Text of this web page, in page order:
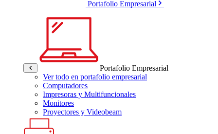
Portafolio Empresarial
Portafolio Empresarial
Ver todo en portafolio empresarial
Computadores
Impresoras y Multifuncionales
Monitores
Proyectores y Videobeam